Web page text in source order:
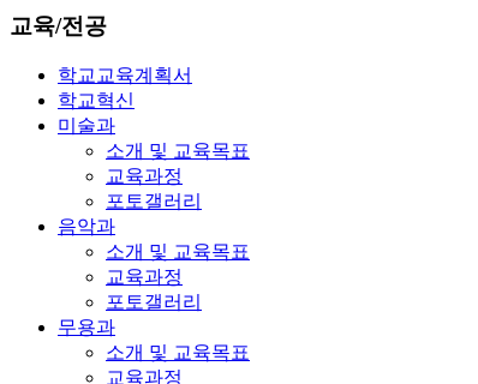
교육/전공
학교교육계획서
학교혁신
미술과
소개 및 교육목표
교육과정
포토갤러리
음악과
소개 및 교육목표
교육과정
포토갤러리
무용과
소개 및 교육목표
교육과정